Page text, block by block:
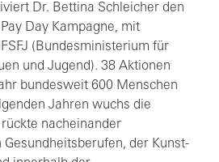
Dr. Bettina Schleicher den
Day Kampagne, mit
(Bundesministerium für
und Jugend). 38 Aktionen
bundesweit 600 Menschen
Jahren wuchs die
nacheinander
der Kunst-